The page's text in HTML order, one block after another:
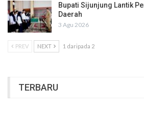
Bupati Sijunjung Lantik
Daerah
3 Agu 2026
PREV NEXT 1 daripada 2
TERBARU